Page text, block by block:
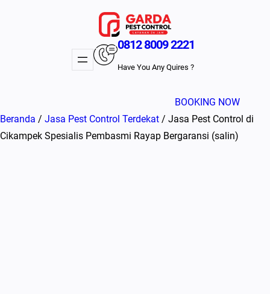
0812 8009 2221
Have You Any Quires ?
BOOKING NOW
Beranda / Jasa Pest Control Terdekat / Jasa Pest Control di
Cikampek Spesialis Pembasmi Rayap Bergaransi (salin)